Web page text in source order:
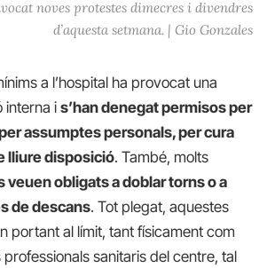
noves protestes dimecres i divendres
d’aquesta setmana. | Gio Gonzales
a l’hospital ha provocat una
interna i s’han denegat permisos per
assumptes personals, per cura
lliure disposició. També, molts
veuen obligats a doblar torns o a
de descans. Tot plegat, aquestes
portant al límit, tant físicament com
professionals sanitaris del centre, tal